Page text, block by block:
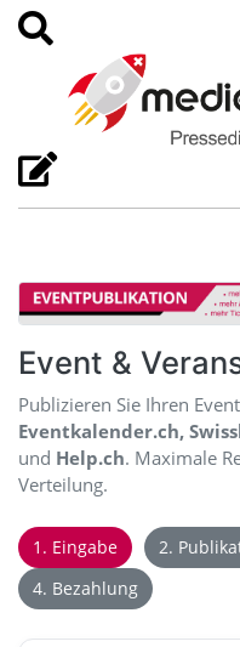
Event &
Publizieren Sie Ihren
Eventkalender.ch,
und Help.ch. Maximale
Verteilung.
1. Eingabe 2.
4. Bezahlung